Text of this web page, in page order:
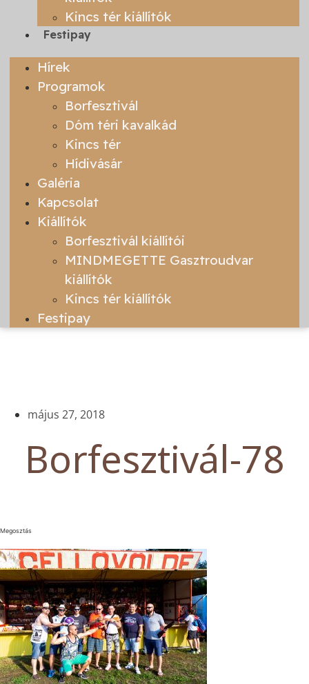
Kincs tér kiállítók
Festipay
Hírek
Programok
Borfesztivál
Dóm téri kavalkád
Kincs tér
Hídivásár
Galéria
Kapcsolat
Kiállítók
Borfesztivál kiállítói
MINDMEGETTE Gasztroudvar
kiállítók
Kincs tér kiállítók
Festipay
május 27, 2018
Borfesztivál-78
Megosztás